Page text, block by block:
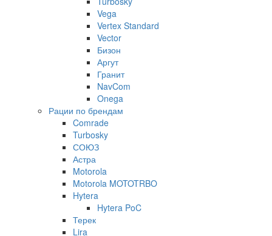
Vega
Vertex Standard
Vector
Бизон
Аргут
Гранит
NavCom
Onega
Рации по брендам
Comrade
Turbosky
СОЮЗ
Астра
Motorola
Motorola MOTOTRBO
Hytera
Hytera PoC
Терек
Lira